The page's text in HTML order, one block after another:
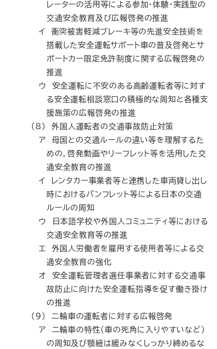
レーターの活用等による参加・体験・実践型の
交通安全教育及び広報啓発の推進
イ 衝突被害軽減ブレーキ等の先進安全技術を
搭載した安全運転サポート車の普及啓発とサ
ポートカー限定免許制度に関する広報啓発の
推進
ウ 安全運転に不安のある高齢運転者等に対す
る安全運転相談窓口の積極的な周知と各種支
援施策の広報啓発の推進
(8) 外国人運転者の交通事故防止対策
ア 母国との交通ルールの違い等を理解するた
めの，啓発動画やリーフレット等を活用した交
通安全教育の推進
イ レンタカー事業者等と連携した車両貸し出し
時におけるパンフレット等による日本の交通
ルールの周知
ウ 日本語学校や外国人コミュニティ等における
交通安全教育等の推進
エ 外国人労働者を雇用する使用者等による交
通安全教育の強化
オ 安全運転管理者選任事業者に対する交通事
故防止に向けた安全運転指導を促す働き掛け
の推進
(9) 二輪車の運転者に対する広報啓発
ア 二輪車の特性（車の死角に入りやすいなど）
の周知及び顎紐は緩みなくしっかり締めるな